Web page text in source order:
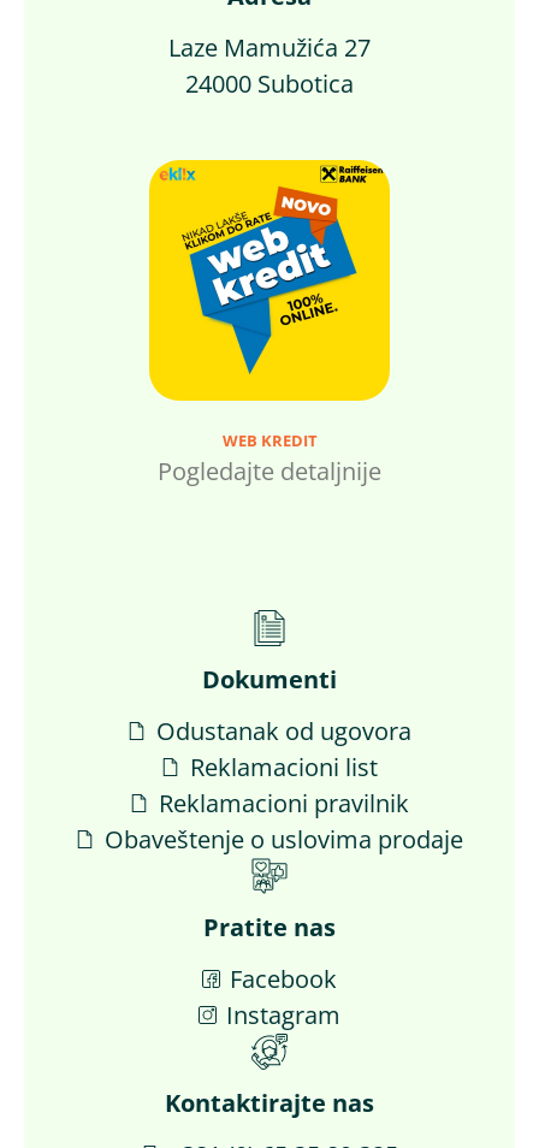
Laze Mamužića 27
24000 Subotica
WEB KREDIT
Pogledajte detaljnije
Dokumenti
Odustanak od ugovora
Reklamacioni list
Reklamacioni pravilnik
Obaveštenje o uslovima prodaje
Pratite nas
Facebook
Instagram
Kontaktirajte nas​